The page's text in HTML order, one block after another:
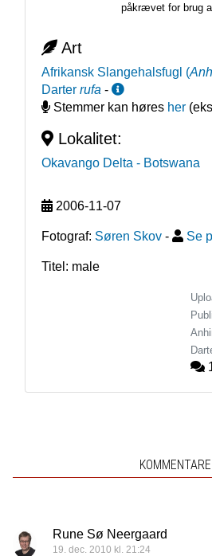
påkrævet for brug
Art
Afrikansk Slangehalsfugl (
Darter rufa -
Stemmer kan høres her
Lokalitet:
Okavango Delta - Botswana
2006-11-07
Fotograf: Søren Skov - Se
Titel: male
Rune Sø Neergaard
19. dec. 2010 kl. 21:24